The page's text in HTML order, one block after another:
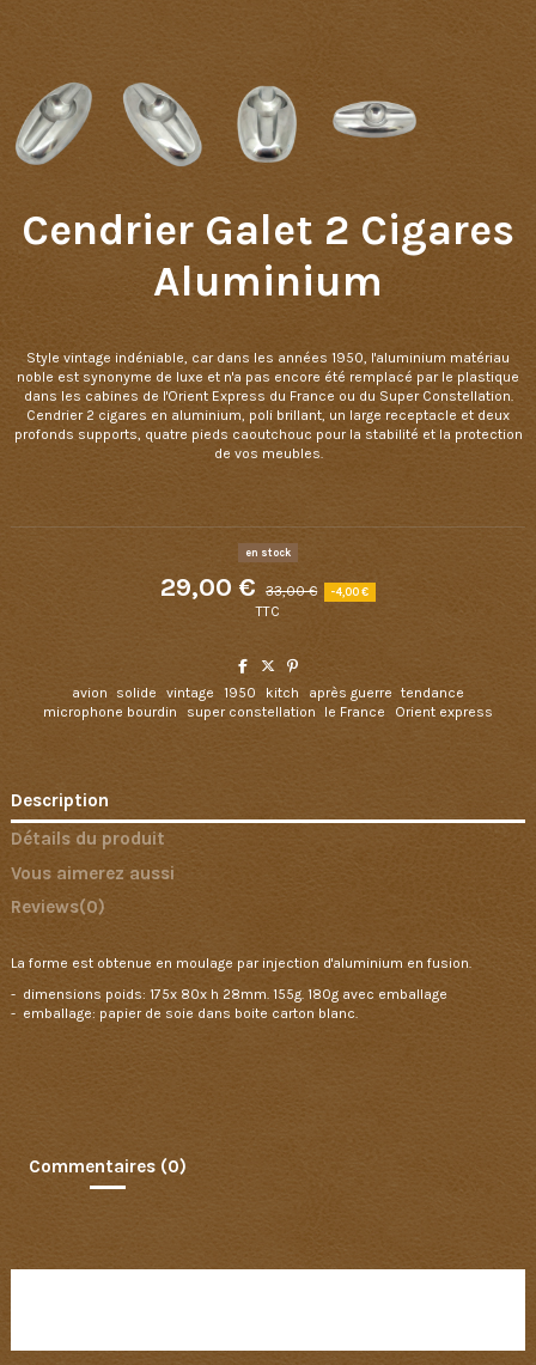
Cendrier Galet 2 Cigares
Aluminium
Style vintage indéniable, car dans les années 1950, l'aluminium matériau
noble est synonyme de luxe et n'a pas encore été remplacé par le plastique
dans les cabines de l'Orient Express du France ou du Super Constellation.
Cendrier 2 cigares en aluminium, poli brillant, un large receptacle et deux
profonds supports, quatre pieds caoutchouc pour la stabilité et la protection
de vos meubles.
en stock
29,00 € 33,00 € -4,00 €
TTC
avion solide vintage 1950 kitch après guerre tendance
microphone bourdin
super constellation le France Orient express
Description
Détails du produit
Vous aimerez aussi
Reviews(0)
La forme est obtenue en moulage par injection d'aluminium en fusion.
- dimensions poids: 175x 80x h 28mm. 155g. 180g avec emballage
- emballage: papier de soie dans boite carton blanc.
Commentaires (0)